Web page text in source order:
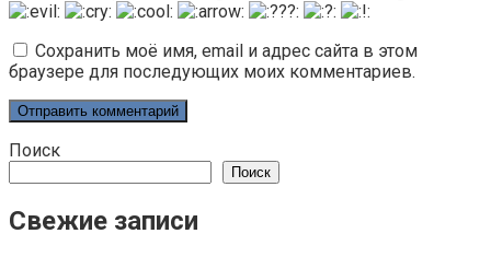
Сохранить моё имя, email и адрес сайта в этом
браузере для последующих моих комментариев.
Поиск
Поиск
Свежие записи